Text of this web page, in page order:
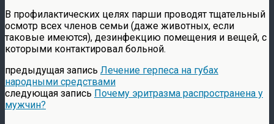
В профилактических целях парши проводят тщательный
осмотр всех членов семьи (даже животных, если
таковые имеются), дезинфекцию помещения и вещей, с
которыми контактировал больной.
предыдущая запись Лечение герпеса на губах
народными средствами
следующая запись Почему эритразма распространена у
мужчин?